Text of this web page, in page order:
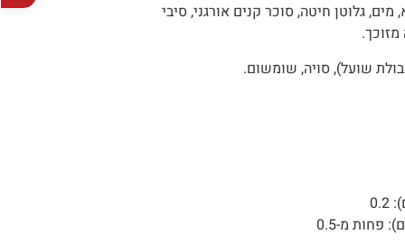
גלוטן חיטה, סוכר קנים אורגני, סיבי
שועל), סויה, שומשום.
פחות מ-0.5